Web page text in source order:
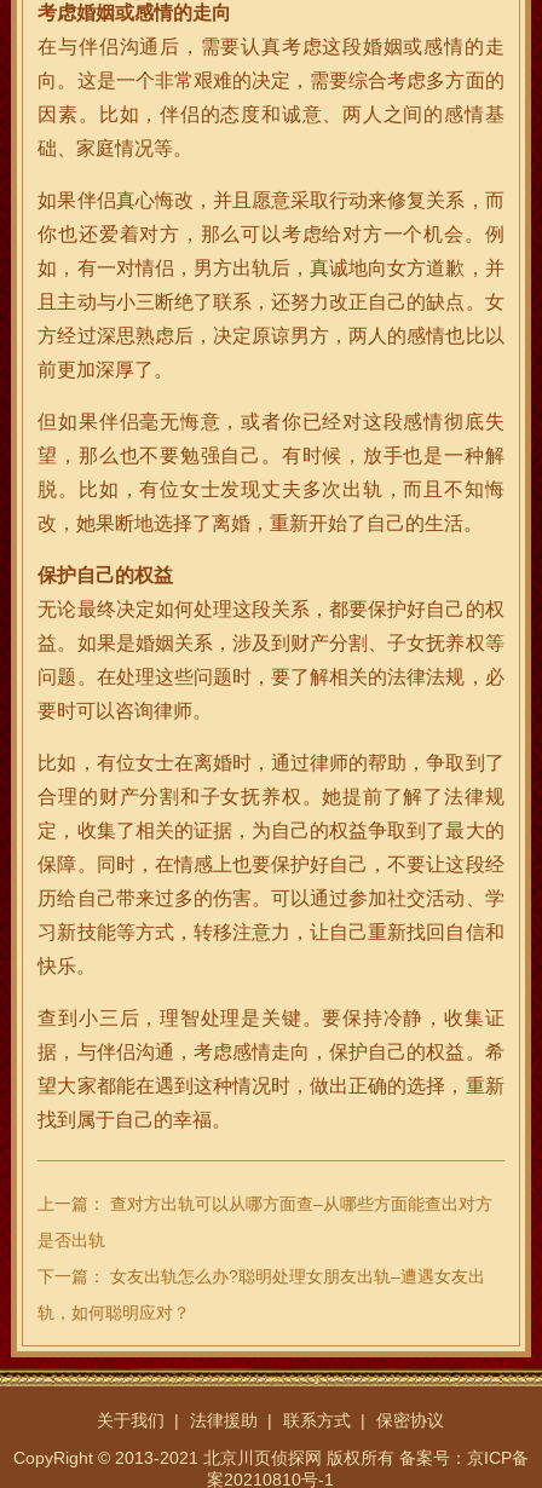
考虑婚姻或感情的走向
在与伴侣沟通后，需要认真考虑这段婚姻或感情的走
向。这是一个非常艰难的决定，需要综合考虑多方面的
因素。比如，伴侣的态度和诚意、两人之间的感情基
础、家庭情况等。
如果伴侣真心悔改，并且愿意采取行动来修复关系，而
你也还爱着对方，那么可以考虑给对方一个机会。例
如，有一对情侣，男方出轨后，真诚地向女方道歉，并
且主动与小三断绝了联系，还努力改正自己的缺点。女
方经过深思熟虑后，决定原谅男方，两人的感情也比以
前更加深厚了。
但如果伴侣毫无悔意，或者你已经对这段感情彻底失
望，那么也不要勉强自己。有时候，放手也是一种解
脱。比如，有位女士发现丈夫多次出轨，而且不知悔
改，她果断地选择了离婚，重新开始了自己的生活。
保护自己的权益
无论最终决定如何处理这段关系，都要保护好自己的权
益。如果是婚姻关系，涉及到财产分割、子女抚养权等
问题。在处理这些问题时，要了解相关的法律法规，必
要时可以咨询律师。
比如，有位女士在离婚时，通过律师的帮助，争取到了
合理的财产分割和子女抚养权。她提前了解了法律规
定，收集了相关的证据，为自己的权益争取到了最大的
保障。同时，在情感上也要保护好自己，不要让这段经
历给自己带来过多的伤害。可以通过参加社交活动、学
习新技能等方式，转移注意力，让自己重新找回自信和
快乐。
查到小三后，理智处理是关键。要保持冷静，收集证
据，与伴侣沟通，考虑感情走向，保护自己的权益。希
望大家都能在遇到这种情况时，做出正确的选择，重新
找到属于自己的幸福。
上一篇：
查对方出轨可以从哪方面查–从哪些方面能查出对方
是否出轨
下一篇：
女友出轨怎么办?聪明处理女朋友出轨–遭遇女友出
轨，如何聪明应对？
关于我们 法律援助 联系方式
保密协议
CopyRight © 2013-2021 北京川页侦探网 版权所有 备案号：京ICP备
案20210810号-1